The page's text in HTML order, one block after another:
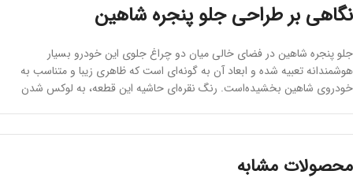
نگاهی بر طراحی جلو پنجره شاهین
جلو پنجره شاهین در فضای خالی میان دو چراغ جلوی این خودرو بسیار
هوشمندانه تعبیه شده و ابعاد آن به گونه‌ای است که ظاهری زیبا و متناسب به
خودروی شاهین بخشیده‌است. رنگ نقره‌ای حاشیه این قطعه، به لوکس شدن
دوچندان کرده‌است.
خرید جلو پنجره شاهین اصلی
محصولات مشابه